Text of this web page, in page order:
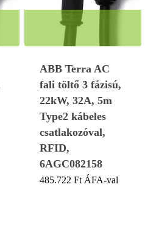
ABB Terra AC
fali töltő 3 fázisú,
22kW, 32A, 5m
Type2 kábeles
csatlakozóval,
RFID,
6AGC082158
485.722Ft ÁFA-val